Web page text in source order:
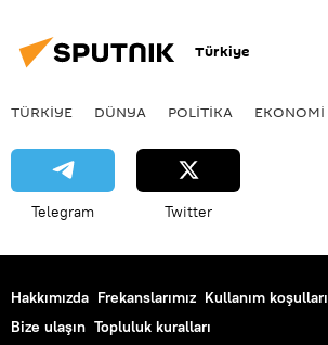
Türkiye
TÜRKIYE DÜNYA POLİTİKA EKONOMİ
Telegram Twitter
Hakkımızda Frekanslarımız Kullanım koşulları
Bize ulaşın Topluluk kuralları